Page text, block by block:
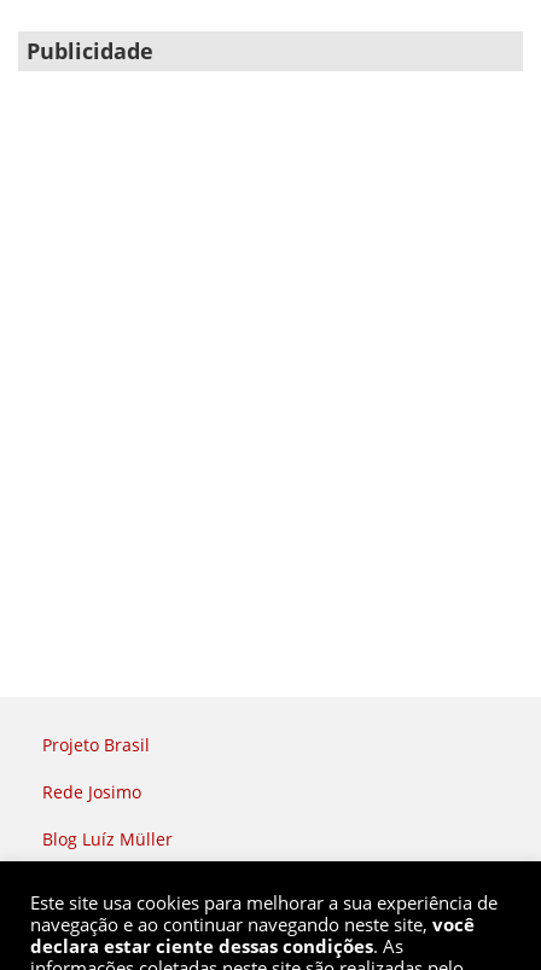
Publicidade
Projeto Brasil
Rede Josimo
Blog Luíz Müller
Este site usa cookies para melhorar a sua experiência de
navegação e ao continuar navegando neste site, você
declara estar ciente dessas condições. As